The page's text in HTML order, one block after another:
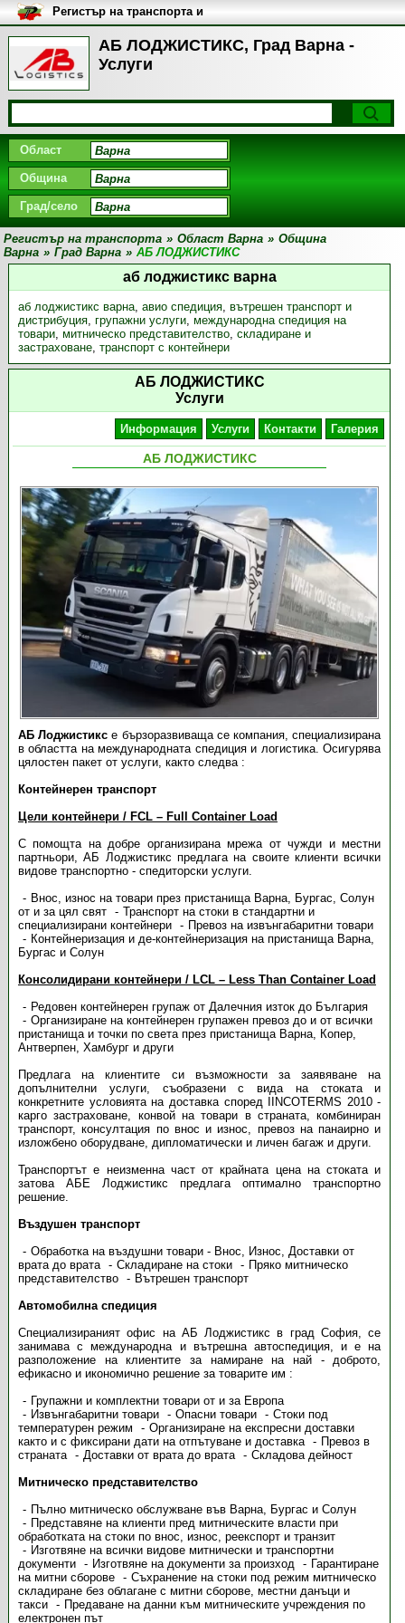
АБ ЛОДЖИСТИКС, Град Варна -
Услуги
Регистър на транспорта и
транспортните фирми в
България
Област
Община
Град/село
Регистър на транспорта » Област Варна » Община
Варна » Град Варна » АБ ЛОДЖИСТИКС
аб лоджистикс варна
аб лоджистикс варна, авио спедиция, вътрешен транспорт и
дистрибуция, групажни услуги, международна спедиция на
товари, митническо представителство, складиране и
застраховане, транспорт с контейнери
АБ ЛОДЖИСТИКС
Услуги
Информация Услуги Контакти Галерия
АБ ЛОДЖИСТИКС
АБ Лоджистикс е бързоразвиваща се компания, специализирана
в областта на международната спедиция и логистика. Осигурява
цялостен пакет от услуги, както следва :
Контейнерен транспорт
Цели контейнери / FCL – Full Container Load
С помощта на добре организирана мрежа от чужди и местни
партньори, АБ Лоджистикс предлага на своите клиенти всички
видове транспортно - спедиторски услуги.
Внос, износ на товари през пристанища Варна, Бургас, Солун
от и за цял свят
Транспорт на стоки в стандартни и
специализирани контейнери
Превоз на извънгабаритни товари
Контейнеризация и де-контейнеризация на пристанища Варна,
Бургас и Солун
Консолидирани контейнери / LCL – Less Than Container Load
Редовен контейнерен групаж от Далечния изток до България
Организиране на контейнерен групажен превоз до и от всички
пристанища и точки по света през пристанища Варна, Копер,
Антверпен, Хамбург и други
Предлага на клиентите си възможности за заявяване на
допълнителни услуги, съобразени с вида на стоката и
конкретните условията на доставка според IINCOTERMS 2010 -
карго застраховане, конвой на товари в страната, комбиниран
транспорт, консултация по внос и износ, превоз на панаирно и
изложбено оборудване, дипломатически и личен багаж и други.
Транспортът е неизменна част от крайната цена на стоката и
затова АБЕ Лоджистикс предлага оптимално транспортно
решение.
Въздушен транспорт
Обработка на въздушни товари - Внос, Износ, Доставки от
врата до врата
Складиране на стоки
Пряко митническо
представителство
Вътрешен транспорт
Автомобилна спедиция
Специализираният офис на АБ Лоджистикс в град София, се
занимава с международна и вътрешна автоспедиция, и е на
разположение на клиентите за намиране на най - доброто,
ефикасно и икономично решение за товарите им :
Групажни и комплектни товари от и за Европа
Извънгабаритни товари
Опасни товари
Стоки под
температурен режим
Организиране на експресни доставки
както и с фиксирани дати на отпътуване и доставка
Превоз в
страната
Доставки от врата до врата
Складова дейност
Митническо представителство
Пълно митническо обслужване във Варна, Бургас и Солун
Представяне на клиенти пред митническите власти при
обработката на стоки по внос, износ, реекспорт и транзит
Изготвяне на всички видове митнически и транспортни
документи
Изготвяне на документи за произход
Гарантиране
на митни сборове
Съхранение на стоки под режим митническо
складиране без облагане с митни сборове, местни данъци и
такси
Предаване на данни към митническите учреждения по
електронен път